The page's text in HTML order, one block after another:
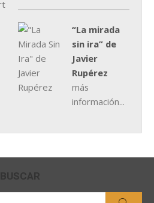
“La mirada
sin ira” de
Javier
Rupérez
más
información...
BUSCAR